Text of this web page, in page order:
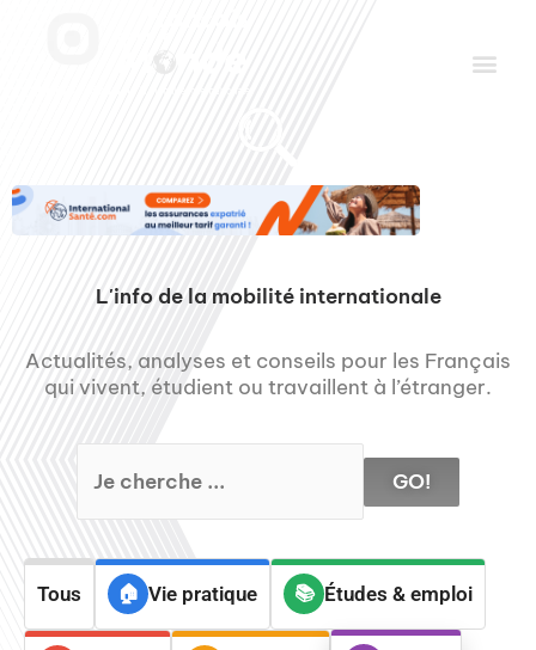
L'info de la mobilité internationale
Actualités, analyses et conseils pour les Français
qui vivent, étudient ou travaillent à l’étranger.
GO!
Tous Vie pratique Études & emploi